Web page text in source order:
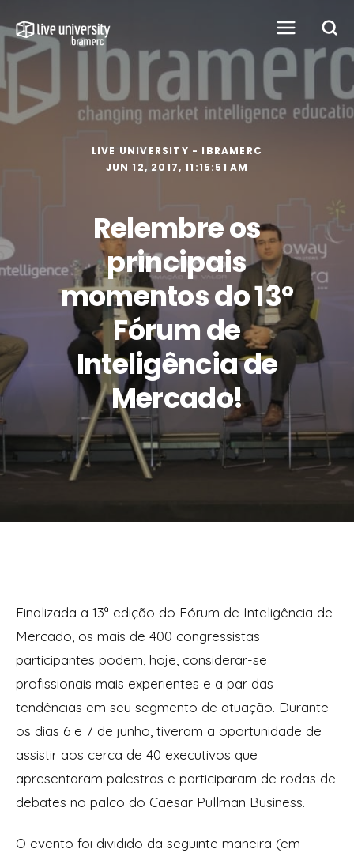
LIVE UNIVERSITY - IBRAMERC
JUN 12, 2017, 11:15:51 AM
Relembre os
principais
momentos do 13º
Fórum de
Inteligência de
Mercado!
Finalizada a 13ª edição do Fórum de Inteligência de
Mercado, os mais de 400 congressistas
participantes podem, hoje, considerar-se
profissionais mais experientes e a par das
tendências em seu segmento de atuação. Durante
os dias 6 e 7 de junho, tiveram a oportunidade de
assistir aos cerca de 40 executivos que
apresentaram palestras e participaram de rodas de
debates no palco do Caesar Pullman Business.
O evento foi dividido da seguinte maneira (em